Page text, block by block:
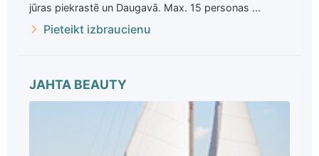
jūras piekrastē un Daugavā. Max. 15 personas ...
Pieteikt izbraucienu
JAHTA BEAUTY